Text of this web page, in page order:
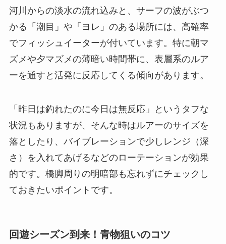
河川からの淡水の流れ込みと、サーフの波がぶつ
かる「潮目」や「ヨレ」のある場所には、高確率
でフィッシュイーターが付いています。特に朝マ
ズメや夕マズメの薄暗い時間帯に、表層系のルア
ーを通すと活発に反応してくる傾向があります。
「昨日は釣れたのに今日は無反応」というタフな
状況もありますが、そんな時はルアーのサイズを
落としたり、バイブレーションで少しレンジ（深
さ）を入れてあげるなどのローテーションが効果
的です。橋脚周りの明暗部も忘れずにチェックし
ておきたいポイントです。
回遊シーズン到来！青物狙いのコツ